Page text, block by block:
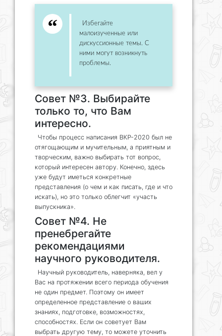
Избегайте
малоизученные или
дискуссионные темы. С
ними могут возникнуть
проблемы.
Совет №3. Выбирайте
только то, что Вам
интересно.
Чтобы процесс написания ВКР-2020 был не
отягощающим и мучительным, а приятным и
творческим, важно выбирать тот вопрос,
который интересен автору. Конечно, здесь
уже будут иметься конкретные
представления (о чем и как писать, где и что
искать), но это только облегчит «участь
выпускника».
Совет №4. Не
пренебрегайте
рекомендациями
научного руководителя.
Научный руководитель, наверняка, вел у
Вас на протяжении всего периода обучения
не один предмет. Поэтому он имеет
определенное представление о ваших
знаниях, подготовке, возможностях,
способностях. Если он советует Вам
выбрать другую тему, то можете уточнить